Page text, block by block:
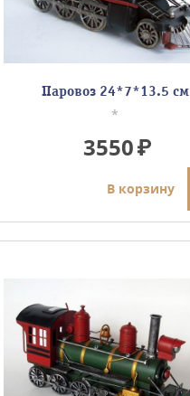
Паровоз 24*7*13.5 см
*
3550
В корзину